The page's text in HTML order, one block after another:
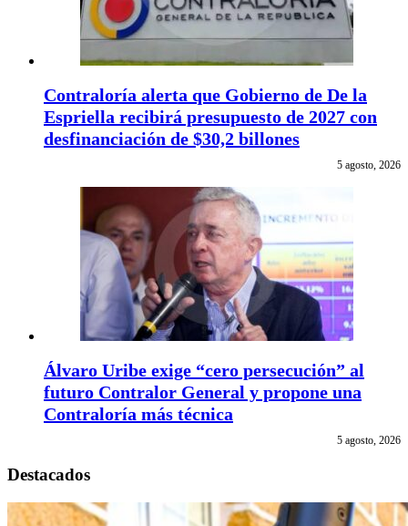
Contraloría alerta que Gobierno de De la
Espriella recibirá presupuesto de 2027 con
desfinanciación de $30,2 billones
5 agosto, 2026
Álvaro Uribe exige “cero persecución” al
futuro Contralor General y propone una
Contraloría más técnica
5 agosto, 2026
Destacados